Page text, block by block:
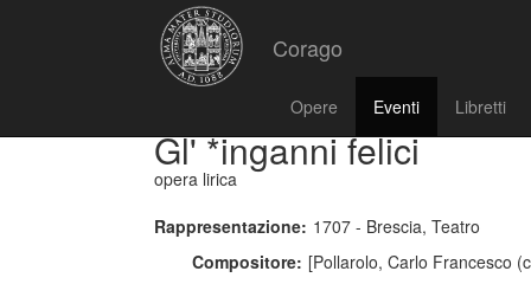
Corago
Opere Eventi Libretti
Gl' *inganni felici
opera lirica
Rappresentazione: 1707 - Brescia, Teatro
Compositore: [Pollarolo, Carlo Francesco